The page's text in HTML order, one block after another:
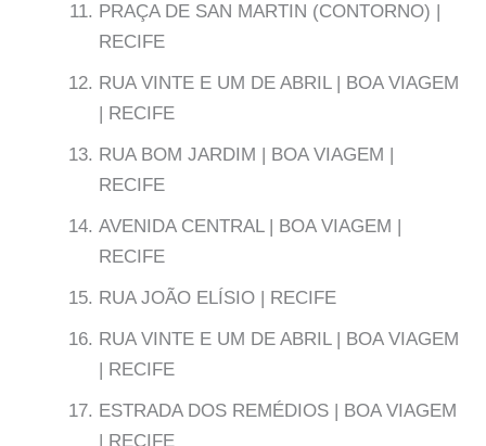
PRAÇA DE SAN MARTIN (CONTORNO) |
RECIFE
RUA VINTE E UM DE ABRIL | BOA VIAGEM
| RECIFE
RUA BOM JARDIM | BOA VIAGEM |
RECIFE
AVENIDA CENTRAL | BOA VIAGEM |
RECIFE
RUA JOÃO ELÍSIO | RECIFE
RUA VINTE E UM DE ABRIL | BOA VIAGEM
| RECIFE
ESTRADA DOS REMÉDIOS | BOA VIAGEM
| RECIFE